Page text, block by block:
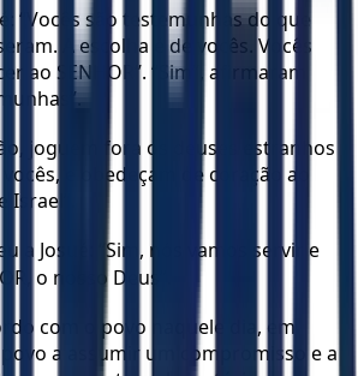
“Vocês são testemunhas do que
A escolha é de vocês. Vocês
ao SENHOR”. “Sim”, afirmaram
joguem fora os deuses estranhos
e obedeçam de coração ao
a Josué: “Sim, nós vamos servir e
o nosso Deus”.
com o povo naquele dia, em
a assumir um compromisso e a